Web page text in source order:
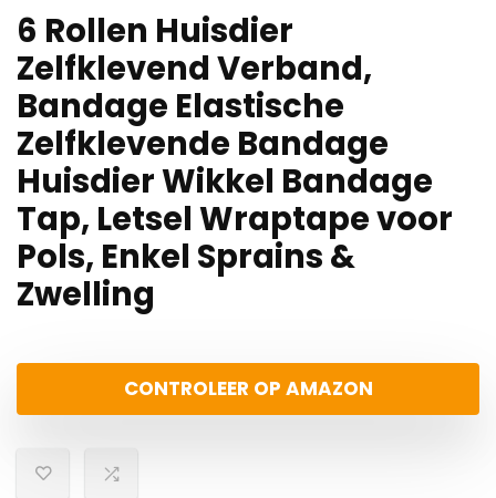
6 Rollen Huisdier
Zelfklevend Verband,
Bandage Elastische
Zelfklevende Bandage
Huisdier Wikkel Bandage
Tap, Letsel Wraptape voor
Pols, Enkel Sprains &
Zwelling
CONTROLEER OP AMAZON